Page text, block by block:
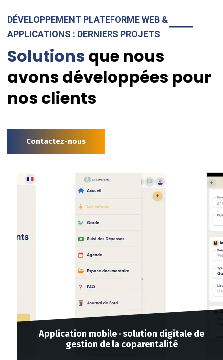
DÉVELOPPEMENT PLATEFORME WEB &
APPLICATIONS : DERNIERS PROJETS
Solutions que nous
avons développées pour
nos clients
Contactez-nous
Application mobile · solution digitale de
gestion de la coparentalité